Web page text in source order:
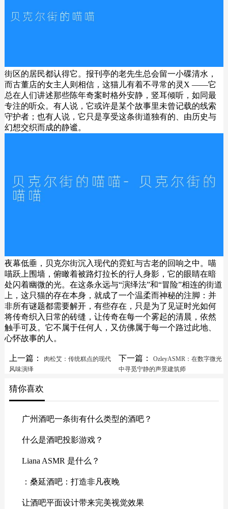
街区的居民都认得它。报刊亭的老先生总会留一小碟清水，
而古董店的女主人则相信，这猫儿有着不寻常的灵X ——它
总在人们讲述那些陈年奇案时格外安静，竖耳倾听，如同最
专注的听众。有人说，它或许是某个故事里未曾记载的线索
守护者；也有人说，它只是享受这条街道独有的、由历史与
幻想交织而成的静谧。
夜幕低垂，贝克尔街沉入现代的霓虹与古老的回响之中。喵
喵跃上围墙，俯瞰着被路灯拉长的行人身影，它的眼睛在暗
处闪着幽微的光。在这条永远与“演绎法”和“冒险”相连的街道
上，这只猫的存在本身，就成了一个温柔而神秘的注脚：并
非所有谜题都需要解开，有些存在，只是为了见证时光如何
将传奇织入日常的砖缝，让传奇在每一个雾起的清晨，依然
触手可及。它不属于任何人，又仿佛属于每一个路过此地、
心怀故事的人。
上一篇：
肉松艾：传统糕点的现代
风味演绎
下一篇：
OzleyASMR：在数字微光
中寻觅宁静的声景建筑师
猜你喜欢
广州酒吧一条街有什么类型的酒吧？
什么是酒吧投影游戏？
Liana ASMR 是什么？
：桑延酒吧：打造非凡夜晚
让酒吧平面设计带来完美视觉效果